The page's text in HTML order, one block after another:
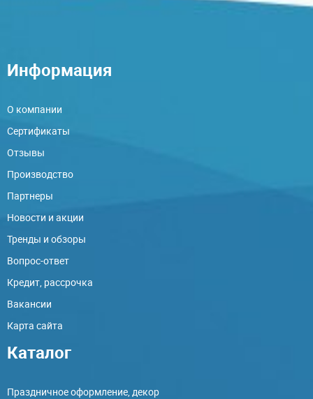
Информация
О компании
Сертификаты
Отзывы
Производство
Партнеры
Новости и акции
Тренды и обзоры
Вопрос-ответ
Кредит, рассрочка
Вакансии
Карта сайта
Каталог
Праздничное оформление, декор